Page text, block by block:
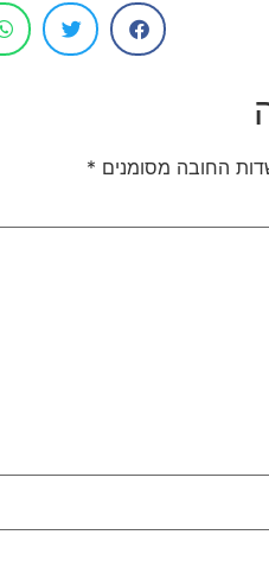
החובה מסומנים *